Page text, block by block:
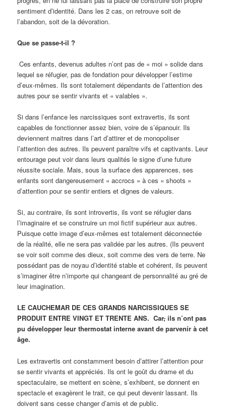
sentiment d’identité. Dans les 2 cas, on retrouve soit de
l’abandon, soit de la dévoration.
Que se passe-t-il ?
Ces enfants, devenus adultes n’ont pas de « moi » solide dans
lequel se réfugier, pas de fondation pour développer l’estime
d’eux-mêmes. Ils sont totalement dépendants de l’attention des
autres pour se sentir vivants et « valables ».
Si dans l’enfance les narcissiques sont extravertis, ils sont
capables de fonctionner assez bien, voire de s’épanouir. Ils
deviennent maitres dans l’art d’attirer et de monopoliser
l’attention des autres. Ils peuvent paraître vifs et captivants. Leur
entourage peut voir dans leurs qualités le signe d’une future
réussite sociale. Mais, sous la surface des apparences, ses
enfants sont dangereusement « accrocs » à ces « shoots »
d’attention pour se sentir entiers et dignes de valeurs.
Si, au contraire, ils sont introvertis, ils vont se réfugier dans
l’imaginaire et se construire un moi fictif supérieur aux autres.
Puisque cette image d’eux-mêmes est totalement déconnectée
de la réalité, elle ne sera pas validée par les autres. (Ils peuvent
se voir soit comme des dieux, soit comme des vers de terre. Ne
possédant pas de noyau d’identité stable et cohérent, ils peuvent
s’imaginer être n’importe qui changeant de personnalité au gré de
leur imagination.
LE CAUCHEMAR DE CES GRANDS NARCISSIQUES SE
PRODUIT ENTRE VINGT ET TRENTE ANS. Car, ils n’ont pas
pu développer leur thermostat interne avant de parvenir à cet
âge.
Les extravertis ont constamment besoin d’attirer l’attention pour
se sentir vivants et appréciés. Ils ont le goût du drame et du
spectaculaire, se mettent en scène, s’exhibent, se donnent en
spectacle et exagèrent le trait, ce qui peut devenir lassant. Ils
doivent sans cesse changer d’amis et de public.